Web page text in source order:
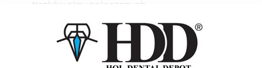
tlenków glinu połączonych
do zbierania i polerowania kompozytów,
usuwania cementów bez uszkadzania szkliwa.
Opakowanie uzupełniające: 50 szt.